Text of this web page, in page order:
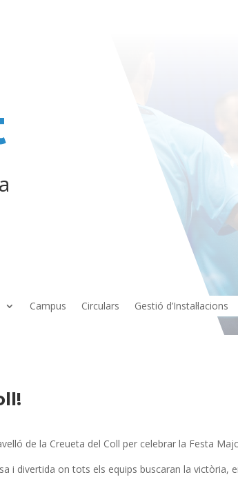
Campus Circulars Gestió d’Instal·lacions
de la Creueta del Coll per celebrar la Festa
i divertida on tots els equips buscaran la victòria,